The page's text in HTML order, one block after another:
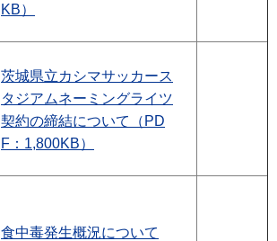
KB）
茨城県立カシマサッカース
タジアムネーミングライツ
契約の締結について（PD
F：1,800KB）
食中毒発生概況について